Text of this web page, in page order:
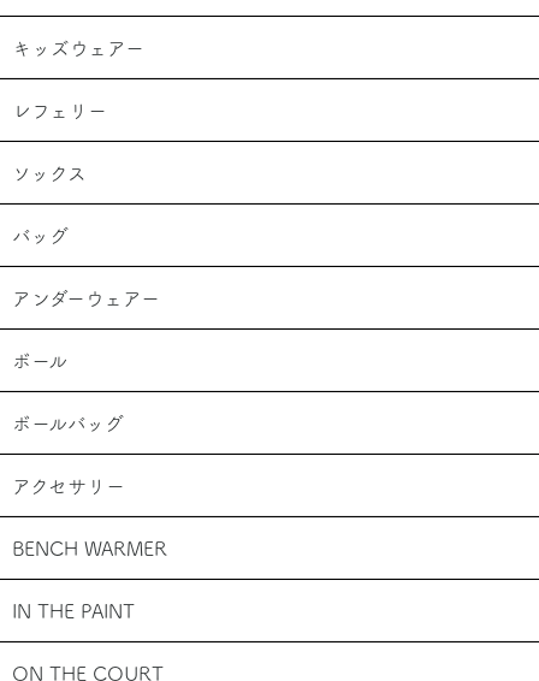
キッズウェアー
レフェリー
ソックス
バッグ
アンダーウェアー
ボール
ボールバッグ
アクセサリー
BENCH WARMER
IN THE PAINT
ON THE COURT